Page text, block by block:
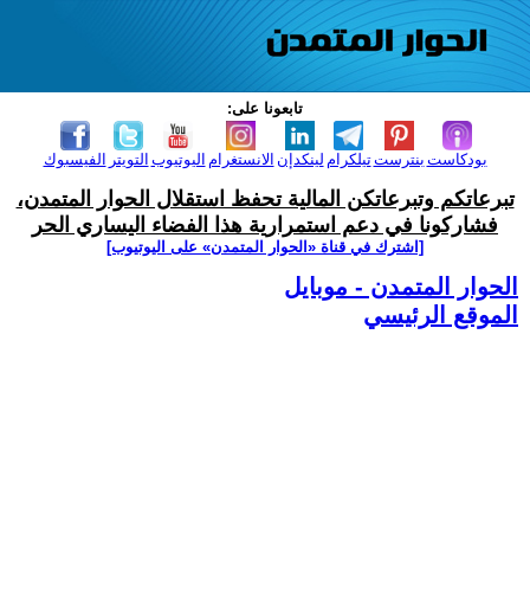
تابعونا على:
الفيسبوك التويتر اليوتيوب الانستغرام لينكدإن تيلكرامبنترست بودكاست
تبرعاتكم وتبرعاتكن المالية تحفظ استقلال الحوار المتمدن،
فشاركونا في دعم استمرارية هذا الفضاء اليساري الحر
[اشترك في قناة ‫«الحوار المتمدن» على اليوتيوب]
الحوار المتمدن - موبايل
الموقع الرئيسي